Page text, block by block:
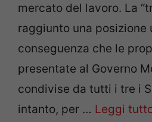
mercato del lavoro. La
raggiunto una posizione
conseguenza che le
presentate al Governo
condivise da tutti i tre i
intanto, per … Leggi